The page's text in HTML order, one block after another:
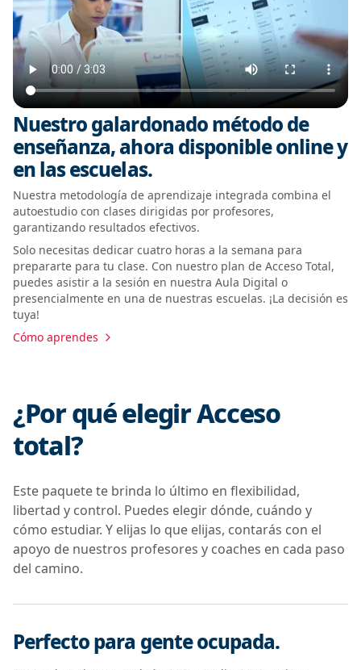
Nuestro galardonado método de
enseñanza, ahora disponible online y
en las escuelas.
Nuestra metodología de aprendizaje integrada combina el
autoestudio con clases dirigidas por profesores,
garantizando resultados efectivos.
Solo necesitas dedicar cuatro horas a la semana para
prepararte para tu clase. Con nuestro plan de Acceso Total,
puedes asistir a la sesión en nuestra Aula Digital o
presencialmente en una de nuestras escuelas. ¡La decisión es
tuya!
Cómo aprendes
¿Por qué elegir Acceso
total?
Este paquete te brinda lo último en flexibilidad,
libertad y control. Puedes elegir dónde, cuándo y
cómo estudiar. Y elijas lo que elijas, contarás con el
apoyo de nuestros profesores y coaches en cada paso
del camino.
Perfecto para gente ocupada.